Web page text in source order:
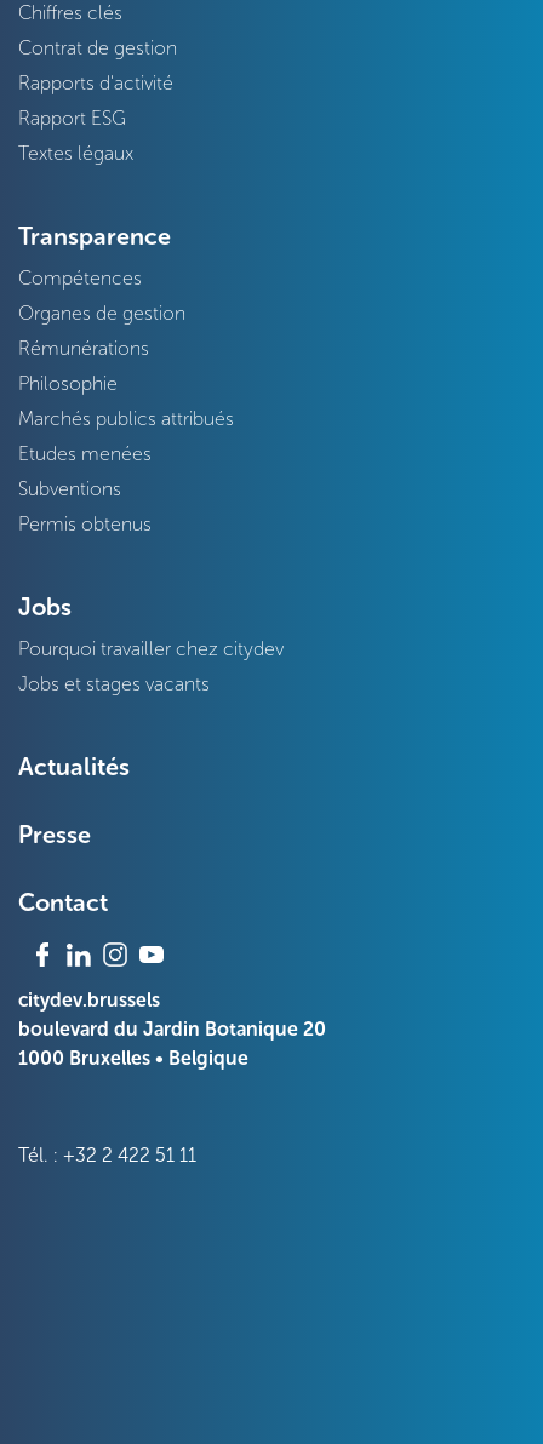
Chiffres clés
Contrat de gestion
Rapports d'activité
Rapport ESG
Textes légaux
Transparence
Compétences
Organes de gestion
Rémunérations
Philosophie
Marchés publics attribués
Etudes menées
Subventions
Permis obtenus
Jobs
Pourquoi travailler chez citydev
Jobs et stages vacants
Actualités
Presse
Contact
citydev.brussels
boulevard du Jardin Botanique 20
1000 Bruxelles • Belgique
Tél. : +32 2 422 51 11